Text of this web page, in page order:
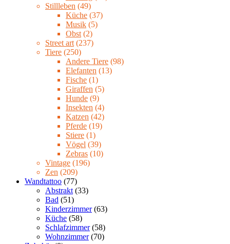
Stillleben (49)
Küche (37)
Musik (5)
Obst (2)
Street art (237)
Tiere (250)
Andere Tiere (98)
Elefanten (13)
Fische (1)
Giraffen (5)
Hunde (9)
Insekten (4)
Katzen (42)
Pferde (19)
Stiere (1)
Vögel (39)
Zebras (10)
Vintage (196)
Zen (209)
Wandtattoo (77)
Abstrakt (33)
Bad (51)
Kinderzimmer (63)
Küche (58)
Schlafzimmer (58)
Wohnzimmer (70)